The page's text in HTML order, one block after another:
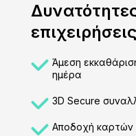
επιχειρήσεις
Άμεση
ημέρα
3D Secure
Αποδοχή καρτών